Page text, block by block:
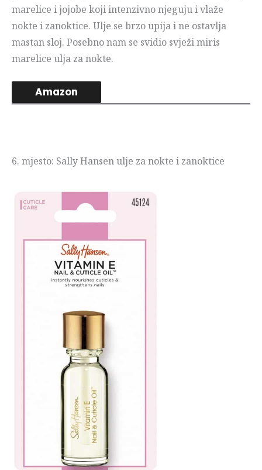
marelice i jojobe koji intenzivno njeguju i vlaže
nokte i zanoktice. Ulje se brzo upija i ne ostavlja
mastan sloj. Posebno nam se svidio svježi miris
marelice ulja za nokte.
Amazon
6. mjesto: Sally Hansen ulje za nokte i zanoktice